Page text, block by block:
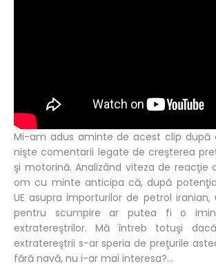
Mi-am adus aminte de acest clip după
nişte comentarii legate de creşterea
şi motorină. Analizând viteza de reacţie
om cu minte anticipa că, după
UE asupra importurilor de petrol
pentru scumpire ar putea fi o
extratereştrilor. Mă întreb totuşi
extratereştrii s-ar speria de preţurile
fără navă, nu i-ar mai interesa?…